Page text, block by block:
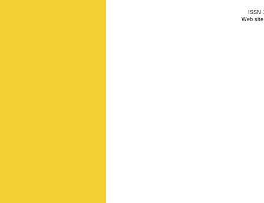
ISSN
Web